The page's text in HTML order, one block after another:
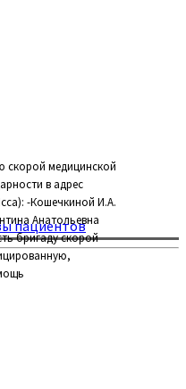
скорой медицинской
в адрес
-Кошечкиной И.А.
Анатольевна
бригаду скорой
пациентов